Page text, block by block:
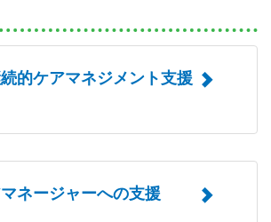
的ケアマネジメント支援
ネージャーへの支援